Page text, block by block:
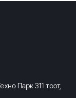
Парк 311 тоот,